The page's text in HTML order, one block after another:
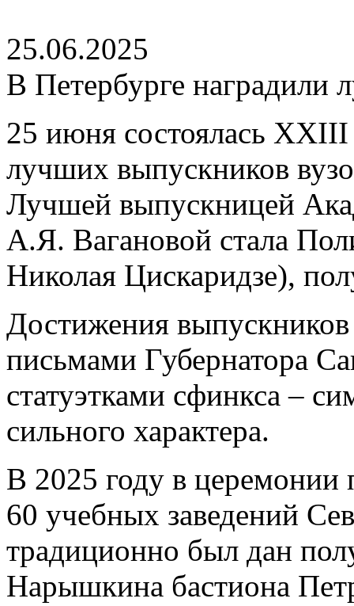
25.06.2025
В Петербурге наградили
25 июня состоялась
лучших выпускников
Лучшей выпускницей
А.Я. Вагановой стала
Николая Цискаридзе),
Достижения
письмами Губернатора
статуэтками сфинкса –
сильного характера.
В 2025 году в церемонии
60 учебных заведений
традиционно был дан
Нарышкина бастиона